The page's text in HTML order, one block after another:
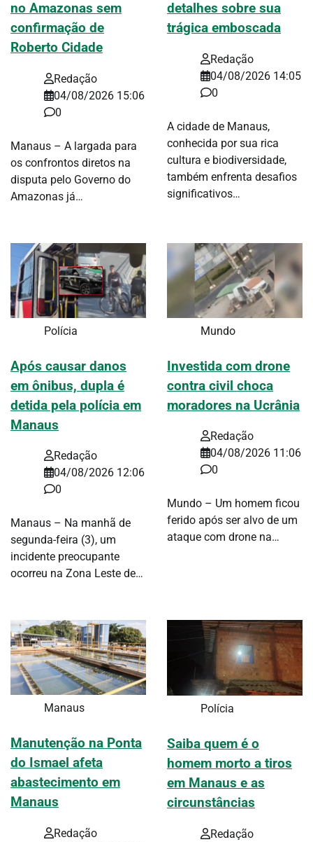
no Amazonas sem
confirmação de
Roberto Cidade
Redação
04/08/2026 15:06
0
Manaus – A largada para
os confrontos diretos na
disputa pelo Governo do
Amazonas já…
detalhes sobre sua
trágica emboscada
Redação
04/08/2026 14:05
0
A cidade de Manaus,
conhecida por sua rica
cultura e biodiversidade,
também enfrenta desafios
significativos…
Polícia
Após causar danos
em ônibus, dupla é
detida pela polícia em
Manaus
Redação
04/08/2026 12:06
0
Manaus – Na manhã de
segunda-feira (3), um
incidente preocupante
ocorreu na Zona Leste de…
Mundo
Investida com drone
contra civil choca
moradores na Ucrânia
Redação
04/08/2026 11:06
0
Mundo – Um homem ficou
ferido após ser alvo de um
ataque com drone na…
Manaus
Manutenção na Ponta
do Ismael afeta
abastecimento em
Manaus
Redação
Polícia
Saiba quem é o
homem morto a tiros
em Manaus e as
circunstâncias
Redação